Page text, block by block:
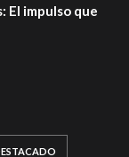
El impulso que